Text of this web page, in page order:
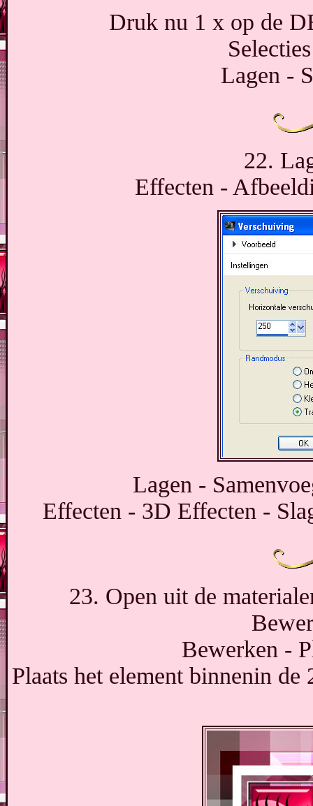
Druk nu 1 x op de
Lagen -
22.
Effecten -
Lagen -
Effecten - 3D Effecten -
23. Open uit de
Bewerken -
Plaats het element binnenin